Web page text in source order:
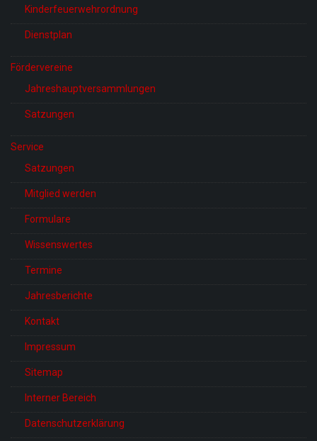
Kinderfeuerwehrordnung
Dienstplan
Fördervereine
Jahreshauptversammlungen
Satzungen
Service
Satzungen
Mitglied werden
Formulare
Wissenswertes
Termine
Jahresberichte
Kontakt
Impressum
Sitemap
Interner Bereich
Datenschutzerklärung